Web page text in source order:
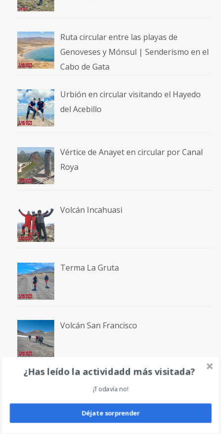
Ruta circular entre las playas de
Genoveses y Mónsul | Senderismo en el
Cabo de Gata
Urbión en circular visitando el Hayedo
del Acebillo
Vértice de Anayet en circular por Canal
Roya
Volcán Incahuasi
Terma La Gruta
Volcán San Francisco
¿Has leído la actividadd más visitada?
¡Todavía no!
Déjate sorprender